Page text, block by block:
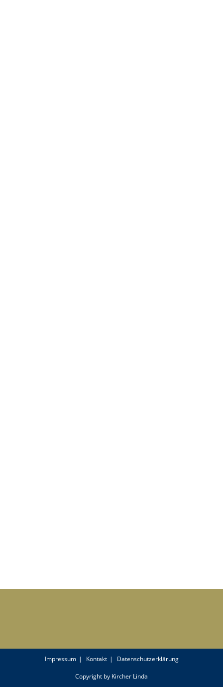
Impressum Kontakt Datenschutzerklärung
Copyright by Kircher Linda